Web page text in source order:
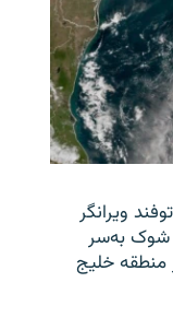
ویرانگر
شوک به‌سر
منطقه خلیج